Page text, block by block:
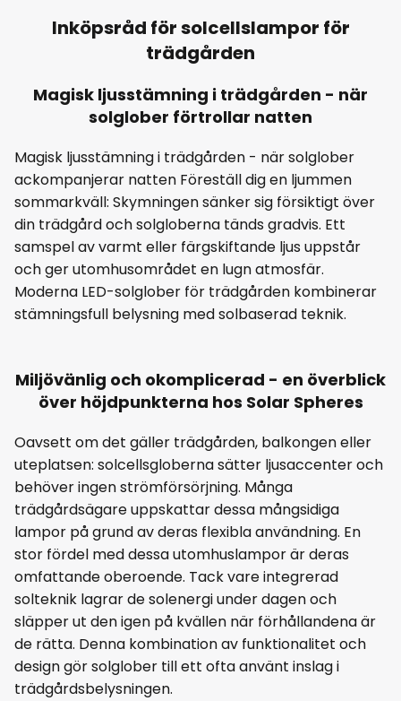
Inköpsråd för solcellslampor för
trädgården
Magisk ljusstämning i trädgården - när
solglober förtrollar natten
Magisk ljusstämning i trädgården - när solglober
ackompanjerar natten Föreställ dig en ljummen
sommarkväll: Skymningen sänker sig försiktigt över
din trädgård och solgloberna tänds gradvis. Ett
samspel av varmt eller färgskiftande ljus uppstår
och ger utomhusområdet en lugn atmosfär.
Moderna LED-solglober för trädgården kombinerar
stämningsfull belysning med solbaserad teknik.
Miljövänlig och okomplicerad - en överblick
över höjdpunkterna hos Solar Spheres
Oavsett om det gäller trädgården, balkongen eller
uteplatsen: solcellsgloberna sätter ljusaccenter och
behöver ingen strömförsörjning. Många
trädgårdsägare uppskattar dessa mångsidiga
lampor på grund av deras flexibla användning. En
stor fördel med dessa utomhuslampor är deras
omfattande oberoende. Tack vare integrerad
solteknik lagrar de solenergi under dagen och
släpper ut den igen på kvällen när förhållandena är
de rätta. Denna kombination av funktionalitet och
design gör solglober till ett ofta använt inslag i
trädgårdsbelysningen.